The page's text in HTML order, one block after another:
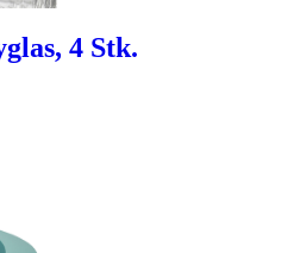
4 Stk.